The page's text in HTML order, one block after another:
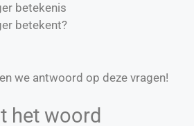
betekenis
betekent?
we antwoord op deze vragen!
het woord